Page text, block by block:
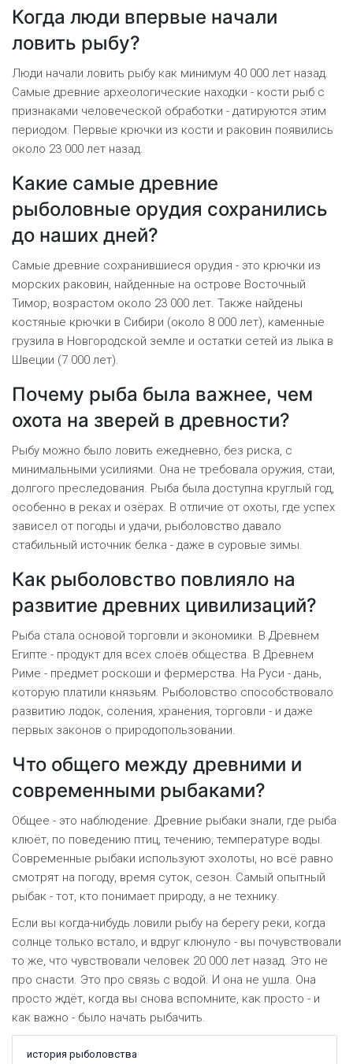
Когда люди впервые начали
ловить рыбу?
Люди начали ловить рыбу как минимум 40 000 лет назад.
Самые древние археологические находки - кости рыб с
признаками человеческой обработки - датируются этим
периодом. Первые крючки из кости и раковин появились
около 23 000 лет назад.
Какие самые древние
рыболовные орудия сохранились
до наших дней?
Самые древние сохранившиеся орудия - это крючки из
морских раковин, найденные на острове Восточный
Тимор, возрастом около 23 000 лет. Также найдены
костяные крючки в Сибири (около 8 000 лет), каменные
грузила в Новгородской земле и остатки сетей из лыка в
Швеции (7 000 лет).
Почему рыба была важнее, чем
охота на зверей в древности?
Рыбу можно было ловить ежедневно, без риска, с
минимальными усилиями. Она не требовала оружия, стаи,
долгого преследования. Рыба была доступна круглый год,
особенно в реках и озёрах. В отличие от охоты, где успех
зависел от погоды и удачи, рыболовство давало
стабильный источник белка - даже в суровые зимы.
Как рыболовство повлияло на
развитие древних цивилизаций?
Рыба стала основой торговли и экономики. В Древнем
Египте - продукт для всех слоёв общества. В Древнем
Риме - предмет роскоши и фермерства. На Руси - дань,
которую платили князьям. Рыболовство способствовало
развитию лодок, соления, хранения, торговли - и даже
первых законов о природопользовании.
Что общего между древними и
современными рыбаками?
Общее - это наблюдение. Древние рыбаки знали, где рыба
клюёт, по поведению птиц, течению, температуре воды.
Современные рыбаки используют эхолоты, но всё равно
смотрят на погоду, время суток, сезон. Самый опытный
рыбак - тот, кто понимает природу, а не технику.
Если вы когда-нибудь ловили рыбу на берегу реки, когда
солнце только встало, и вдруг клюнуло - вы почувствовали
то же, что чувствовали человек 20 000 лет назад. Это не
про снасти. Это про связь с водой. И она не ушла. Она
просто ждёт, когда вы снова вспомните, как просто - и
как важно - было начать рыбачить.
история рыболовства